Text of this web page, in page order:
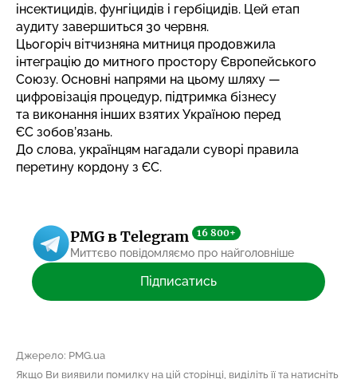
інсектицидів, фунгіцидів і гербіцидів. Цей етап
аудиту завершиться 30 червня.
Цьогоріч вітчизняна митниця продовжила
інтеграцію до митного простору Європейського
Союзу. Основні напрями на цьому шляху —
цифровізація процедур, підтримка бізнесу
та виконання інших взятих Україною перед
ЄС зобов’язань.
До слова, українцям нагадали суворі правила
перетину кордону з ЄС.
PMG в Telegram 16 800+
Миттєво повідомляємо про найголовніше
Підписатись
Джерело: PMG.ua
Якщо Ви виявили помилку на цій сторінці, виділіть її та натисніть